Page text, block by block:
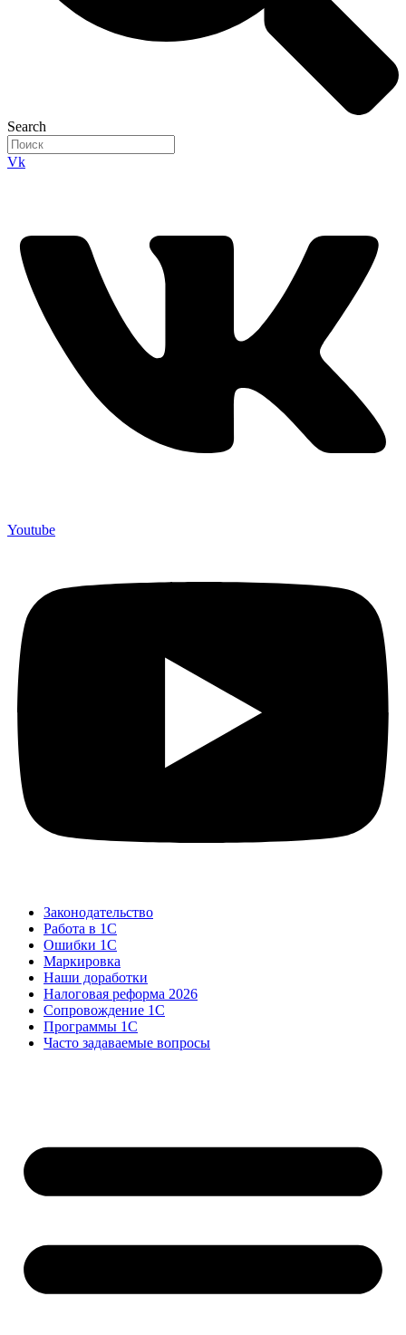
Search
Vk
Youtube
Законодательство
Работа в 1С
Ошибки 1С
Маркировка
Наши доработки
Налоговая реформа 2026
Сопровождение 1С
Программы 1С
Часто задаваемые вопросы